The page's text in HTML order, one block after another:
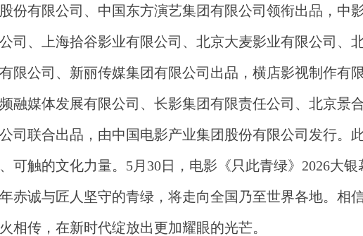
份有限公司、中国东方演艺集团有限公司领衔出品，中
司、上海拾谷影业有限公司、北京大麦影业有限公司、
限公司、新丽传媒集团有限公司出品，横店影视制作有
融媒体发展有限公司、长影集团有限责任公司、北京景
司联合出品，由中国电影产业集团股份有限公司发行。
可触的文化力量。 5月30日，电影《只此青绿》2026大银
赤诚与匠人坚守的青绿，将走向全国乃至世界各地。相
相传，在新时代绽放出更加耀眼的光芒。